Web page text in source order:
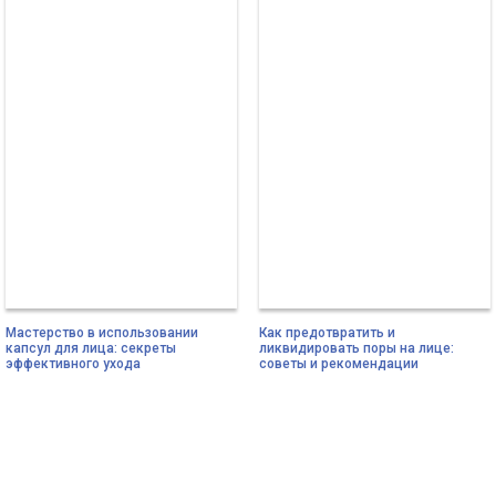
Мастерство в использовании
капсул для лица: секреты
эффективного ухода
Как предотвратить и
ликвидировать поры на лице:
советы и рекомендации